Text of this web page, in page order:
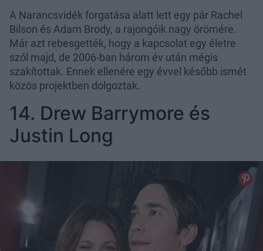
A Narancsvidék forgatása alatt lett egy pár Rachel
Bilson és Adam Brody, a rajongóik nagy örömére.
Már azt rebesgették, hogy a kapcsolat egy életre
szól majd, de 2006-ban három év után mégis
szakítottak. Ennek ellenére egy évvel később ismét
közös projektben dolgoztak.
14. Drew Barrymore és
Justin Long